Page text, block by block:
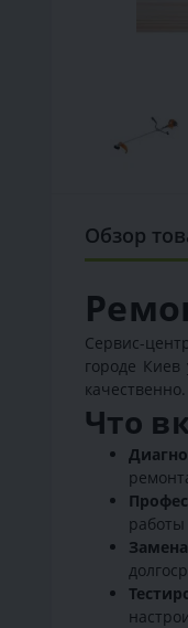
Обзор
Сервис-
городе
Что
работы